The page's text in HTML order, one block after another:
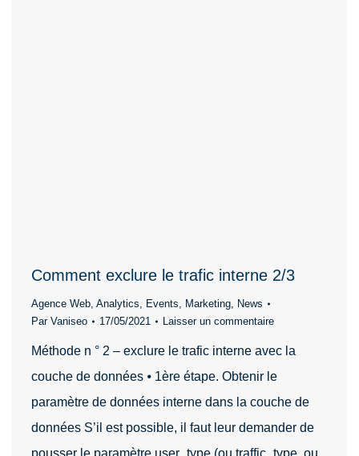
Comment exclure le trafic interne 2/3
Agence Web, Analytics, Events, Marketing, News
Par Vaniseo 17/05/2021 Laisser un commentaire
Méthode n ° 2 – exclure le trafic interne avec la
couche de données ⦁ 1ère étape. Obtenir le
paramètre de données interne dans la couche de
données S’il est possible, il faut leur demander de